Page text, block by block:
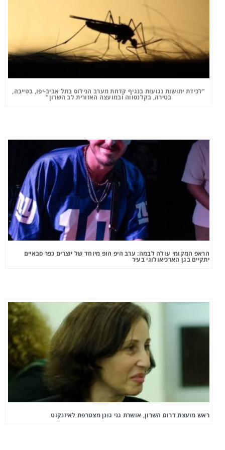
"לכידת יתושות נגועות בנגיף קדחת מערב הנילוס בתל אביב-יפו, בטייבה,
בטירה, בקלנסווה ובמועצה האזורית לב השרון"
הראפ המקומי עולה לבמה: ערב היפ הופ מיוחד של יוצרים כפר סבאיים
יתקיים בגן הארכיאולוגי בעיר
ראש מועצת דרום השרון, אושרת גני גונן מצטרפת לאיזנקוט